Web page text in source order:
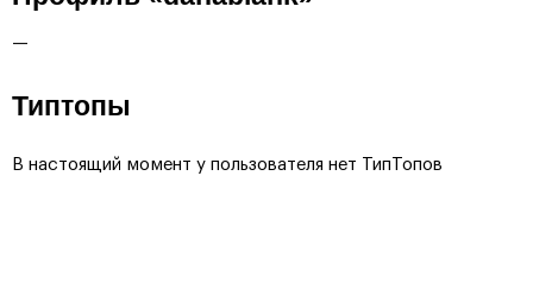
—
Типтопы
В настоящий момент у пользователя нет ТипТопов